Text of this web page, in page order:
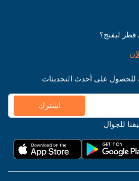
ليفنج؟
للحصول على أحدث التحديثات
اشترك
للجوال